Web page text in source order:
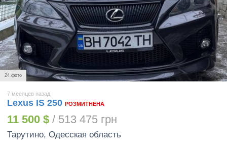
24 фото
7 месяцев назад
Lexus IS 250 РОЗМИТНЕНА
11 500 $ / 513 475 грн
Тарутино, Одесская область